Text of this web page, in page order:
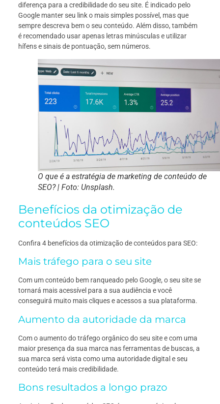
diferença para a credibilidade do seu site. É indicado pelo
Google manter seu link o mais simples possível, mas que
sempre descreva bem o seu conteúdo. Além disso, também
é recomendado usar apenas letras minúsculas e utilizar
hífens e sinais de pontuação, sem números.
O que é a estratégia de marketing de conteúdo de
SEO? | Foto: Unsplash.
Benefícios da otimização de
conteúdos SEO
Confira 4 benefícios da otimização de conteúdos para SEO:
Mais tráfego para o seu site
Com um conteúdo bem ranqueado pelo Google, o seu site se
tornará mais acessível para a sua audiência e você
conseguirá muito mais cliques e acessos a sua plataforma.
Aumento da autoridade da marca
Com o aumento do tráfego orgânico do seu site e com uma
maior presença da sua marca nas ferramentas de buscas, a
sua marca será vista como uma autoridade digital e seu
conteúdo terá mais credibilidade.
Bons resultados a longo prazo